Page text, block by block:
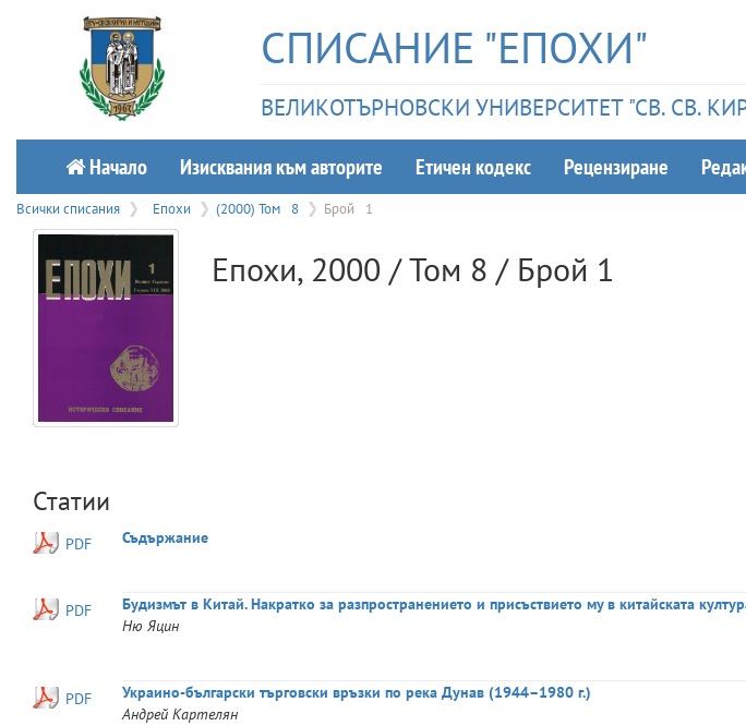
СПИСАНИЕ "ЕПОХИ"
ВЕЛИКОТЪРНОВСКИ УНИВЕРСИТЕТ "СВ. СВ.
Начало Изисквания към авторите Етичeн кодекс Рецензиране
Всички списания Епохи (2000) Том 8 Брой 1
Епохи, 2000 / Том 8 / Брой 1
Статии
PDF Съдържание
PDF
Будизмът в Китай. Накратко за разпространението и присъствието му в китайската
Ню Яцин
PDF
Украино-български търговски връзки по река Дунав (1944–1980 г.)
Андрей Картелян